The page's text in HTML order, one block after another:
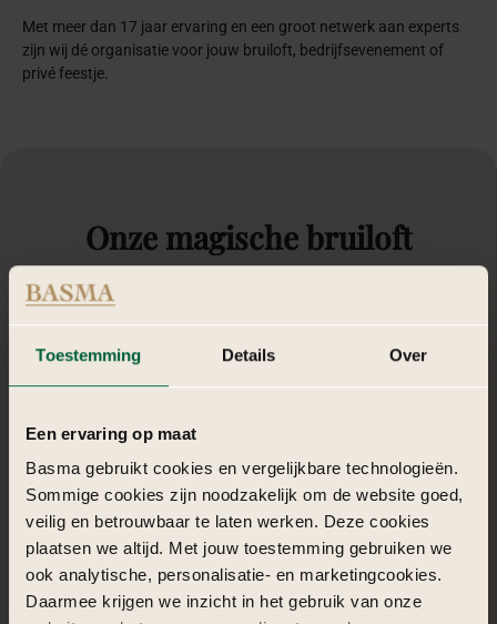
Toestemming Details Over
Een ervaring op maat
Basma gebruikt cookies en vergelijkbare technologieën.
Sommige cookies zijn noodzakelijk om de website goed,
veilig en betrouwbaar te laten werken. Deze cookies
plaatsen we altijd. Met jouw toestemming gebruiken we
ook analytische, personalisatie- en marketingcookies.
Daarmee krijgen we inzicht in het gebruik van onze
Met meer dan 17 jaar ervaring en een groot netwerk aan experts
zijn wij dé organisatie voor jouw bruiloft, bedrijfsevenement of
privé feestje.
Onze magische bruiloft
Thema’s
bruiloft styling het beste past bij jullie grote dag.
Alles